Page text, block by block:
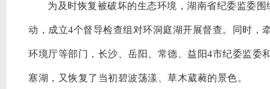
为及时恢复被破坏的生态环境，湖南省纪委监委
动，成立4个督导检查组对环洞庭湖开展督查。同时，
环境厅等部门，长沙、岳阳、常德、益阳4市纪委监委
塞湖，又恢复了当初碧波荡漾、草木葳蕤的景色。